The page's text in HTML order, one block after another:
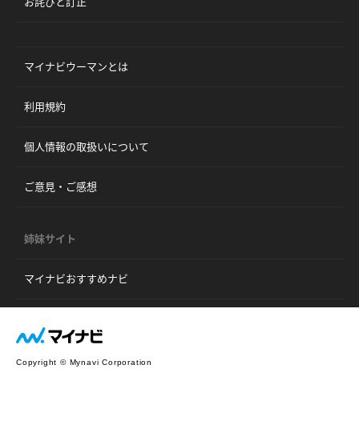
マイナビウーマンとは
利用規約
個人情報の取扱いについて
ご意見・ご感想
姉妹サイト
マイナビおすすめナビ
Copyright © Mynavi Corporation